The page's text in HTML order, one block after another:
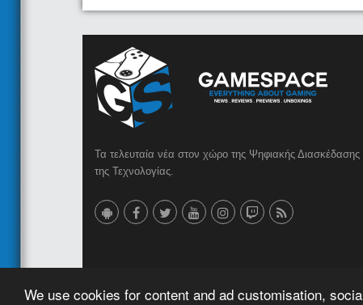
We use cookies for content and ad customisation,
Τα τελευταία νέα στον χώρο της Ψηφιακής Διασκέδασης
της Τεχνολογίας.